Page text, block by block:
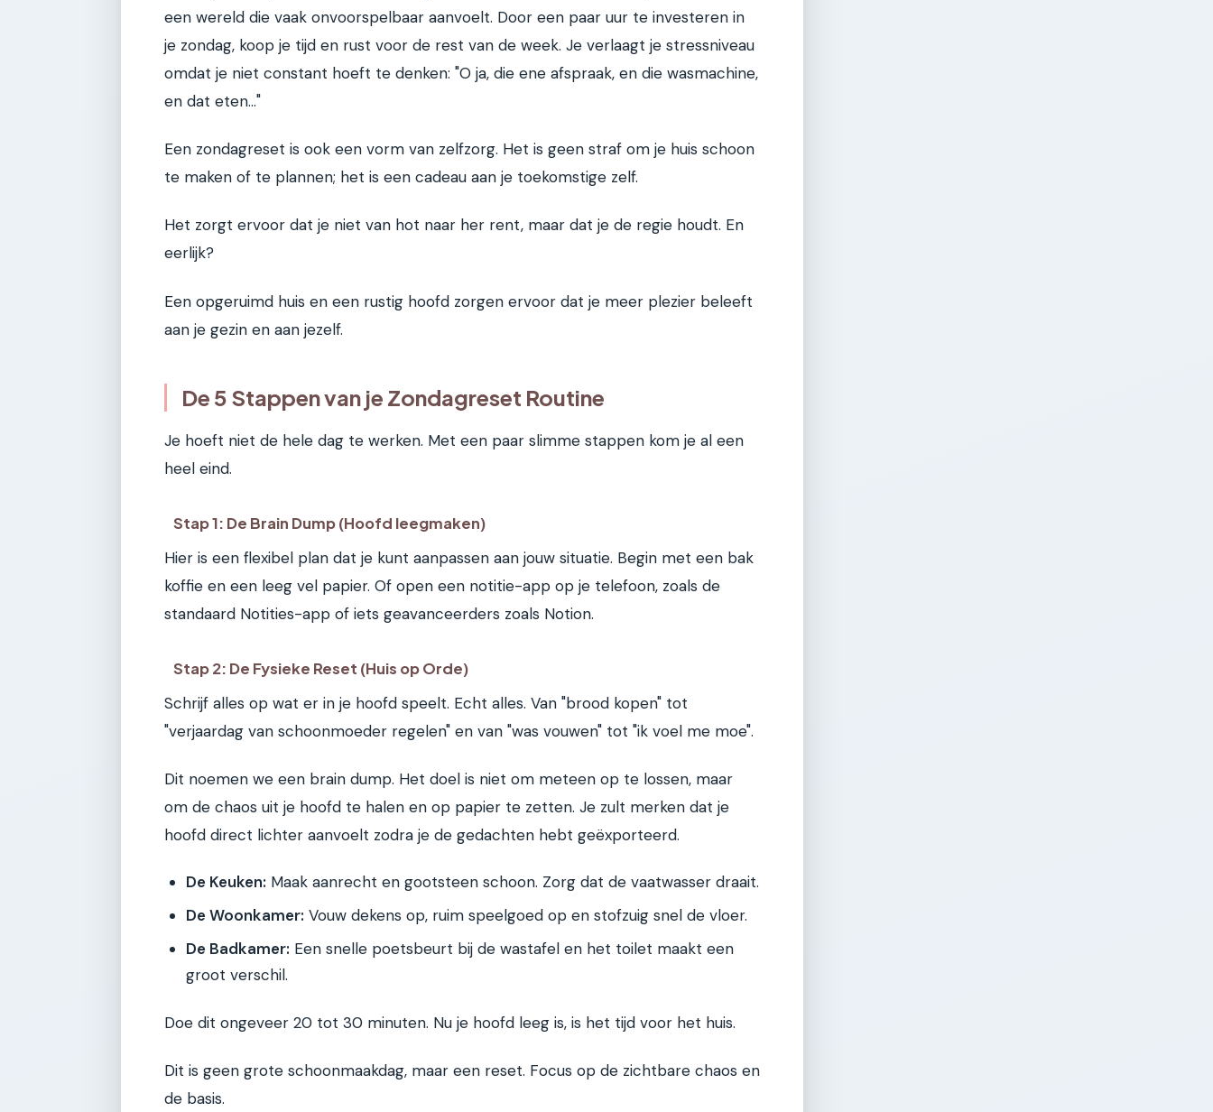
een wereld die vaak onvoorspelbaar aanvoelt. Door een paar uur te investeren in
je zondag, koop je tijd en rust voor de rest van de week. Je verlaagt je stressniveau
omdat je niet constant hoeft te denken: "O ja, die ene afspraak, en die wasmachine,
en dat eten..."
Een zondagreset is ook een vorm van zelfzorg. Het is geen straf om je huis schoon
te maken of te plannen; het is een cadeau aan je toekomstige zelf.
Het zorgt ervoor dat je niet van hot naar her rent, maar dat je de regie houdt. En
eerlijk?
Een opgeruimd huis en een rustig hoofd zorgen ervoor dat je meer plezier beleeft
aan je gezin en aan jezelf.
De 5 Stappen van je Zondagreset Routine
Je hoeft niet de hele dag te werken. Met een paar slimme stappen kom je al een
heel eind.
Stap 1: De Brain Dump (Hoofd leegmaken)
Hier is een flexibel plan dat je kunt aanpassen aan jouw situatie. Begin met een bak
koffie en een leeg vel papier. Of open een notitie-app op je telefoon, zoals de
standaard Notities-app of iets geavanceerders zoals Notion.
Stap 2: De Fysieke Reset (Huis op Orde)
Schrijf alles op wat er in je hoofd speelt. Echt alles. Van "brood kopen" tot
"verjaardag van schoonmoeder regelen" en van "was vouwen" tot "ik voel me moe".
Dit noemen we een brain dump. Het doel is niet om meteen op te lossen, maar
om de chaos uit je hoofd te halen en op papier te zetten. Je zult merken dat je
hoofd direct lichter aanvoelt zodra je de gedachten hebt geëxporteerd.
De Keuken: Maak aanrecht en gootsteen schoon. Zorg dat de vaatwasser draait.
De Woonkamer: Vouw dekens op, ruim speelgoed op en stofzuig snel de vloer.
De Badkamer: Een snelle poetsbeurt bij de wastafel en het toilet maakt een
groot verschil.
Doe dit ongeveer 20 tot 30 minuten. Nu je hoofd leeg is, is het tijd voor het huis.
Dit is geen grote schoonmaakdag, maar een reset. Focus op de zichtbare chaos en
de basis.